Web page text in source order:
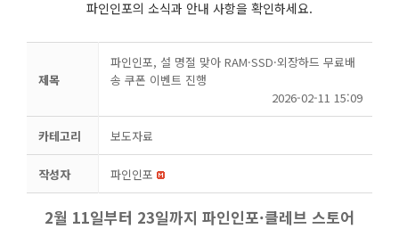
파인인포의 소식과 안내 사항을 확인하세요.
제목
파인인포, 설 명절 맞아 RAM·SSD·외장하드 무료배
송 쿠폰 이벤트 진행
2026-02-11 15:09
카테고리 보도자료
작성자 파인인포
2월 11일부터 23일까지 파인인포·클레브 스토어